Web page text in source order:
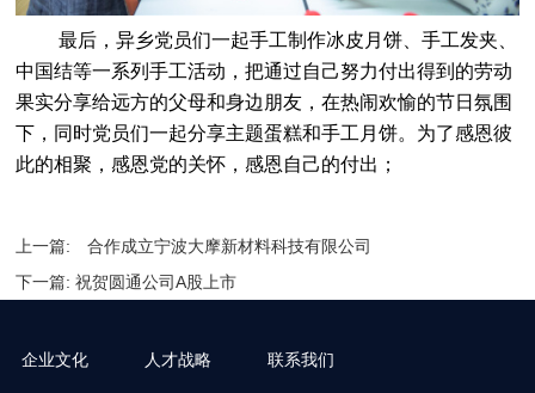
最后，异乡党员们一起手工制作冰皮月饼、手工发夹、
中国结等一系列手工活动，把通过自己努力付出得到的劳动
果实分享给远方的父母和身边朋友，在热闹欢愉的节日氛围
下，同时党员们一起分享主题蛋糕和手工月饼。为了感恩彼
此的相聚，感恩党的关怀，感恩自己的付出；
上一篇:
合作成立宁波大摩新材料科技有限公司
下一篇: 祝贺圆通公司A股上市
企业文化 人才战略 联系我们